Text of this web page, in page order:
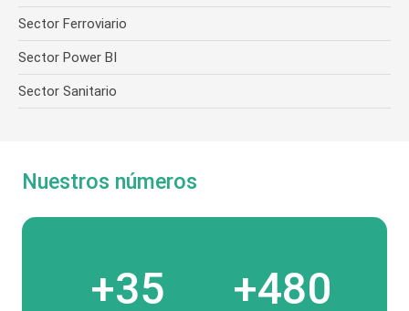
Sector Ferroviario
Sector Power BI
Sector Sanitario
Nuestros números
+35 +480